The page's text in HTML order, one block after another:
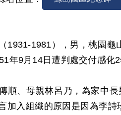
1931-1981），男，桃園
年9月14日遭判處交付感化2
順、母親林呂乃，為家中
加入組織的原因是因為李